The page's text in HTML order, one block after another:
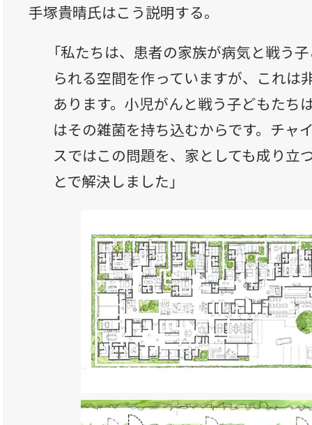
手塚貴晴氏はこう説明する。
「私たちは、患者の家族が病気と戦う
られる空間を作っていますが、これは
あります。小児がんと戦う子どもたち
はその雑菌を持ち込むからです。チャ
スではこの問題を、家としても成り立
とで解決しました」